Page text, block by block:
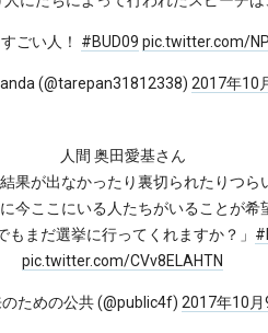
ごい人！ #BUD09 pic.twitter.com/
(@tarepan31812338) 2017年10
人間 奥田愛基さん
果が出なかったり裏切られたりつら
今ここにいる人たちがいることが希
まだ選挙に行ってくれますか？」
pic.twitter.com/CVv8ELAHTN
ための公共 (@public4f) 2017年10月